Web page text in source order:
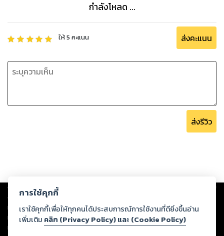
กำลังโหลด ...
ให้5 คะแนน ส่งคะแนน
ส่งรีวิว
Copyright © 2026
ต่อผลงานหรือเนื้อหาใดที่อัปโหลดผ่านเว็บไซต์และปรากฏว่าละเมิดสิทธิใน
ทรัพย์สินทางปัญญาของบุคคลอื่นหรือขัดต่อกฎหมายและศีลธรรม ดังนั้น ผู้อ่าน
ทุกท่านโปรดใช้วิจารณญาณในการกลั่นกรองด้วยตนเอง และหากท่านพบว่าส่วน
หนึ่งส่วนใดขัดต่อกฎหมายและศีลธรรม กรุณาแจ้งมายังบริษัท เพื่อทีมงานจะได้
การใช้คุกกี้
เราใช้คุกกี้เพื่อให้ทุกคนได้ประสบการณ์การใช้งานที่ดียิ่งขึ้นอ่าน
เพิ่มเติม คลิก (Privacy Policy) และ (Cookie Policy)